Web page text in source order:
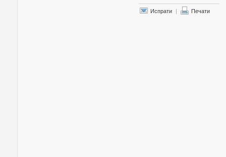
Испрати | Печати